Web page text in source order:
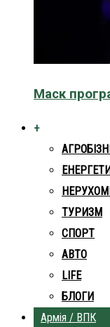
Маск
+
ТУРИЗМ
СПОРТ
АВТО
LIFE
БЛОГИ
Армія / ВПК